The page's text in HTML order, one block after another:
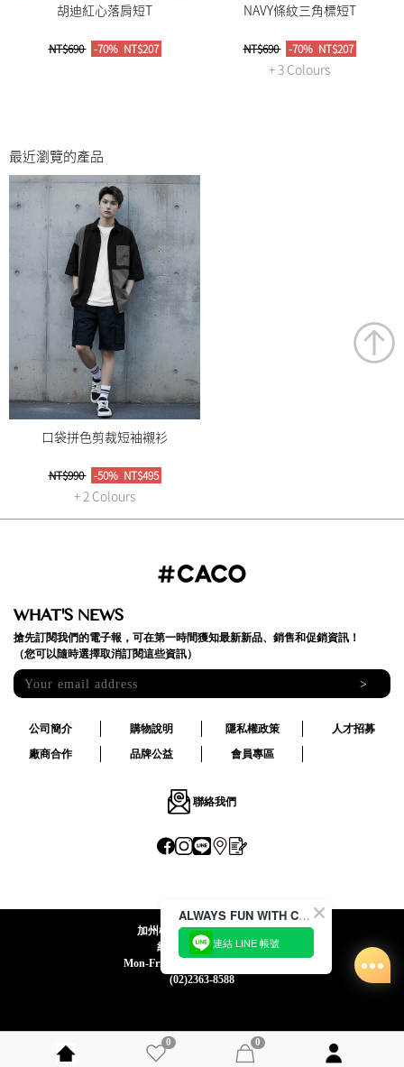
胡迪紅心落肩短T
NT$690 -70% NT$207
NAVY條紋三角標短T
NT$690 -70% NT$207
+ 3 Colours
最近瀏覽的產品
口袋拼色剪裁短袖襯衫
NT$990 -50% NT$495
+ 2 Colours
0 0
WHAT'S NEWS
搶先訂閱我們的電子報，可在第一時間獲知最新新品、銷售和促銷資訊！
（您可以隨時選擇取消訂閱這些資訊）
>
公司簡介 購物說明 隱私權政策
人才招募
廠商合作
品牌公益 會員專區
聯絡我們
加州椰子國際股份有限公司
統一編號:24492069
Mon-Fri 09:00-12:30 / 13:30-18:00
(02)2363-8588
ALWAYS FUN WITH CACO !
連結 LINE 帳號